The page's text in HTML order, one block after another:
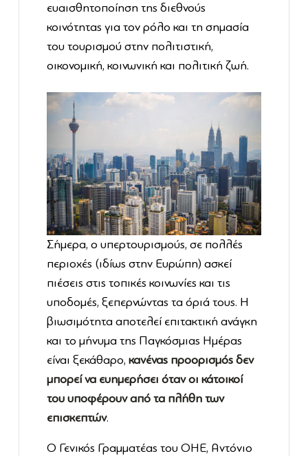
ευαισθητοποίηση της διεθνούς
κοινότητας για τον ρόλο και τη σημασία
του τουρισμού στην πολιτιστική,
οικονομική, κοινωνική και πολιτική ζωή.
Σήμερα, ο υπερτουρισμούς, σε πολλές
περιοχές (ιδίως στην Ευρώπη) ασκεί
πιέσεις στις τοπικές κοινωνίες και τις
υποδομές, ξεπερνώντας τα όριά τους. Η
βιωσιμότητα αποτελεί επιτακτική ανάγκη
και το μήνυμα της Παγκόσμιας Ημέρας
είναι ξεκάθαρο, κανένας προορισμός δεν
μπορεί να ευημερήσει όταν οι κάτοικοί
του υποφέρουν από τα πλήθη των
επισκεπτών.
Ο Γενικός Γραμματέας του ΟΗΕ, Αντόνιο